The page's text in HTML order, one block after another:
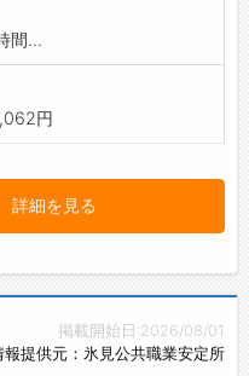
間...
円
詳細を見る
掲載開始日:2026/08/01
報提供元：氷見公共職業安定所